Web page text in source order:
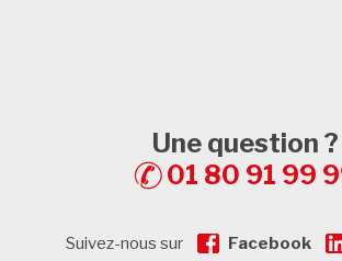
Une question ?
01 80 91 99
Suivez-nous sur Facebook